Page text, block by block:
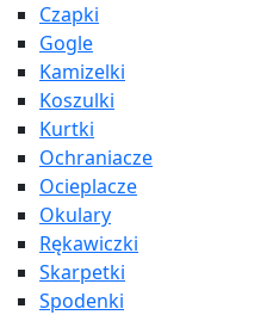
Czapki
Gogle
Kamizelki
Koszulki
Kurtki
Ochraniacze
Ocieplacze
Okulary
Rękawiczki
Skarpetki
Spodenki